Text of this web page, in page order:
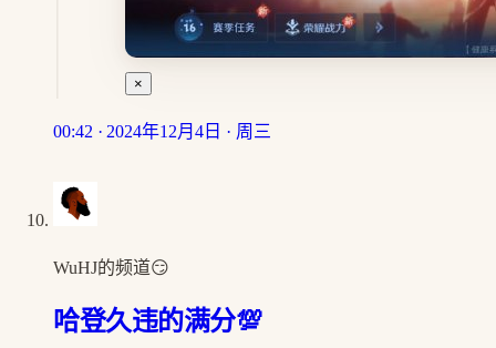
×
00:42 · 2024年12月4日 · 周三
WuHJ的频道😏
哈登久违的满分💯